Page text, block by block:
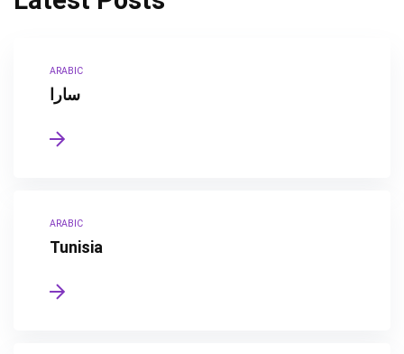
ARABIC
سارا
ARABIC
Tunisia